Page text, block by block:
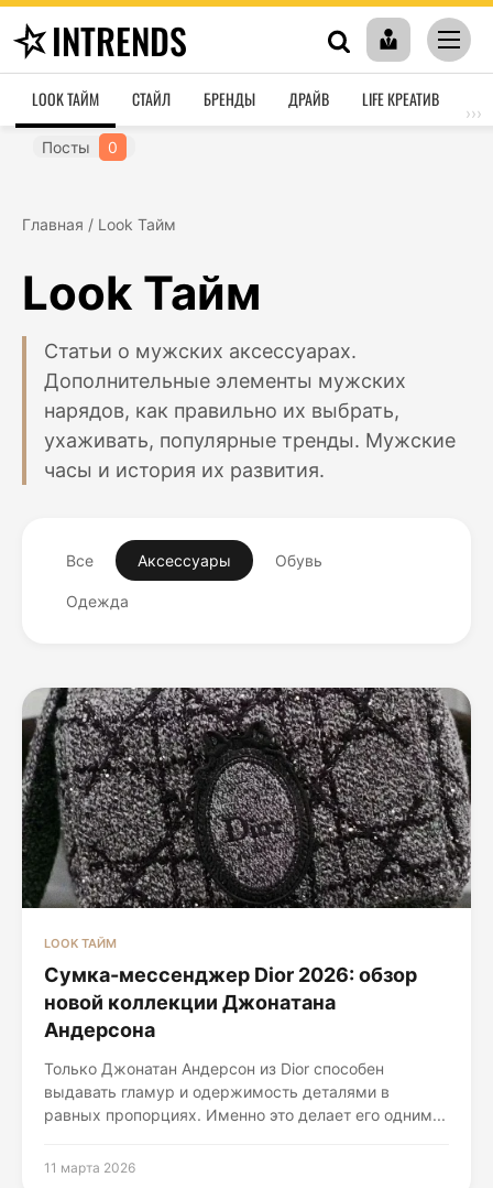
INTRENDS
LOOK ТАЙМ СТАЙЛ БРЕНДЫ ДРАЙВ LIFE КРЕАТИВ
›››
Посты
0
Главная / Look Тайм
Look Тайм
Статьи о мужских аксессуарах.
Дополнительные элементы мужских
нарядов, как правильно их выбрать,
ухаживать, популярные тренды. Мужские
часы и история их развития.
Все Аксессуары Обувь
Одежда
LOOK ТАЙМ
Сумка-мессенджер Dior 2026: обзор
новой коллекции Джонатана
Андерсона
Только Джонатан Андерсон из Dior способен
выдавать гламур и одержимость деталями в
равных пропорциях. Именно это делает его одним...
11 марта 2026